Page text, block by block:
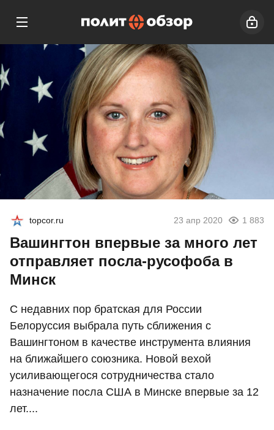
topcor.ru 23 апр 2020 1 883
Вашингтон впервые за много лет
отправляет посла-русофоба в
Минск
С недавних пор братская для России
Белоруссия выбрала путь сближения с
Вашингтоном в качестве инструмента влияния
на ближайшего союзника. Новой вехой
усиливающегося сотрудничества стало
назначение посла США в Минске впервые за 12
лет....